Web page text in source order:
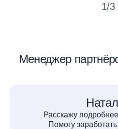
1/3
Менеджер
Расскажу
Помогу